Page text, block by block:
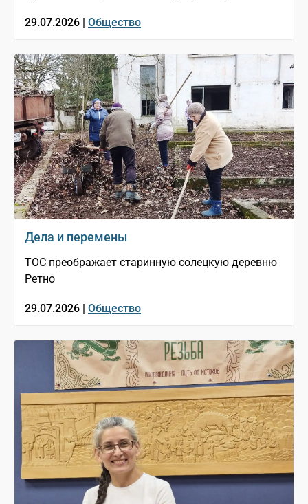
29.07.2026 | Общество
Дела и перемены
ТОС преображает старинную солецкую деревню
Ретно
29.07.2026 | Общество